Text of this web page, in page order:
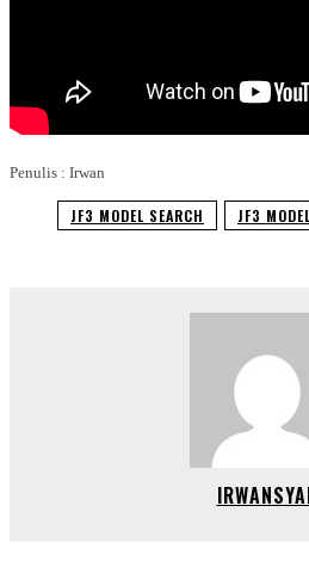
Penulis : Irwan
JF3 MODEL SEARCH JF3